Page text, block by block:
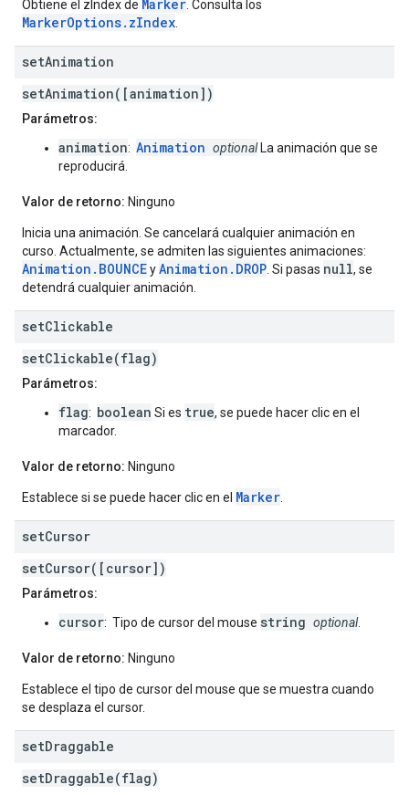
Obtiene el zIndex de Marker . Consulta los
MarkerOptions.zIndex
setAnimation
setAnimation([animation])
Parámetros:
animation: Animation optionalLa animación que se
reproducirá.
Valor de retorno: Ninguno
Inicia una animación. Se cancelará cualquier animación en
curso. Actualmente, se admiten las siguientes animaciones:
Animation.BOUNCEyAnimation.DROP . Si pasas null, se
detendrá cualquier animación.
setClickable
setClickable(flag)
Parámetros:
flag: boolean Si es true, se puede hacer clic en el
marcador.
Valor de retorno: Ninguno
Establece si se puede hacer clic en el Marker
setCursor
setCursor([cursor])
Parámetros:
cursor: Tipo de cursor del mouse string optional.
Valor de retorno: Ninguno
Establece el tipo de cursor del mouse que se muestra cuando
se desplaza el cursor.
setDraggable
setDraggable(flag)